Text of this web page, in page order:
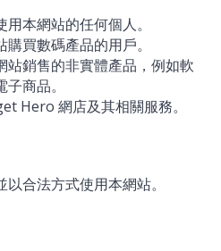
用本網站的任何個人。
購買數碼產品的用戶。
站銷售的非實體產品，例如軟
商品。
Hero 網店及其相關服務。
合法方式使用本網站。